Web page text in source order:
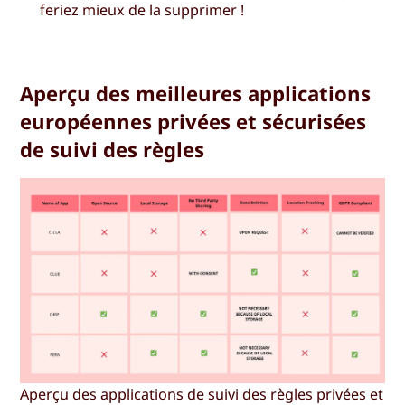
feriez mieux de la supprimer !
Aperçu des meilleures applications
européennes privées et sécurisées
de suivi des règles
Aperçu des applications de suivi des règles privées et